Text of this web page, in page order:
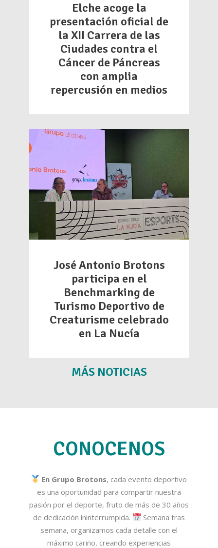
Elche acoge la
presentación oficial de
la XII Carrera de las
Ciudades contra el
Cáncer de Páncreas
con amplia
repercusión en medios
José Antonio Brotons
participa en el
Benchmarking de
Turismo Deportivo de
Creaturisme celebrado
en La Nucía
MÁS NOTICIAS
CONOCENOS
En Grupo Brotons, cada evento deportivo
es una oportunidad para compartir nuestra
pasión por el deporte, fruto de más de 30 años
de dedicación ininterrumpida.
Semana tras
semana, organizamos cada detalle con el
máximo cariño, creando experiencias